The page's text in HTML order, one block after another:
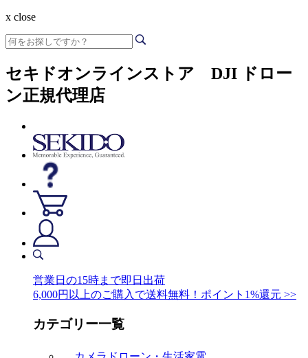
x close
セキドオンラインストア DJI ドロー
ン正規代理店
営業日の15時まで即日出荷
6,000円以上のご購入で送料無料！ポイント1%還元 >>
カテゴリー一覧